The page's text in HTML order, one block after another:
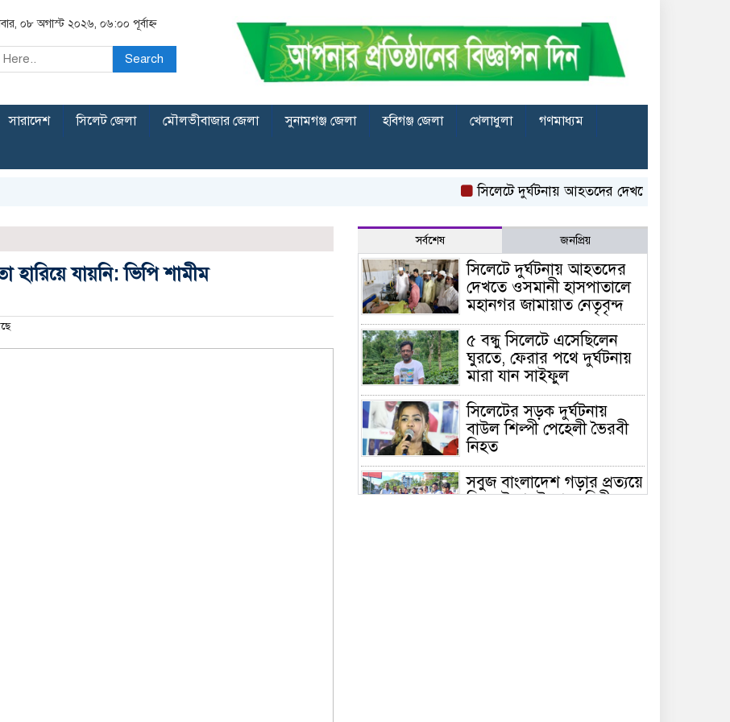
০৮ অগাস্ট ২০২৬, ০৬:০০ পূর্বাহ্ন
Search
সারাদেশ সিলেট জেলা মৌলভীবাজার জেলা সুনামগঞ্জ জেলা হবিগঞ্জ জেলা খেলাধুলা
গণমাধ্যম
সিলেটে দুর্ঘটনায় আহতদের দেখতে ওসমানী
হারিয়ে যায়নি: ভিপি শামীম
সর্বশেষ জনপ্রিয়
সিলেটে দুর্ঘটনায় আহতদের
দেখতে ওসমানী হাসপাতালে
মহানগর জামায়াত নেতৃবৃন্দ
৫ বন্ধু সিলেটে এসেছিলেন
ঘুরতে, ফেরার পথে দুর্ঘটনায়
মারা যান সাইফুল
সিলেটের সড়ক দুর্ঘটনায়
বাউল শিল্পী পেহেলী ভৈরবী
নিহত
সবুজ বাংলাদেশ গড়ার প্রত্যয়ে
সিলেটে বাবৌযুপ’র দ্বিতীয়